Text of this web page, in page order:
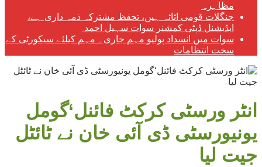
مظاہرہ
جنگلات قومی اثاثہ ہیں، تحفظ مشترکہ ذمہ داری ہے،
ایڈیشنل ڈپٹی کمشنر سوات سہیل احمد
سوات میں انسداد پولیو مہم جاری۔ مہم کیلئے سیکورٹی کے
سخت انتظامات
انٹر ورسٹی کرکٹ فائنل‘گومل
یونیورسٹی ڈی آئی خان نے ٹائٹل
جیت لیا